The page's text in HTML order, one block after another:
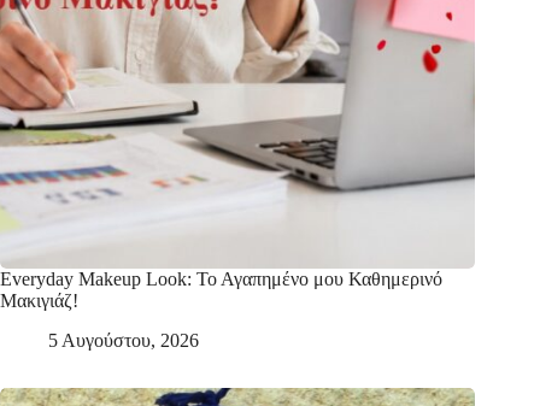
Everyday Makeup Look: Το Αγαπημένο μου Καθημερινό
Μακιγιάζ!
5 Αυγούστου, 2026